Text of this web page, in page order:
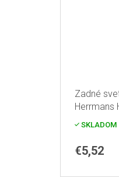
Zadné
Herrmans
SKLADOM
€5,52